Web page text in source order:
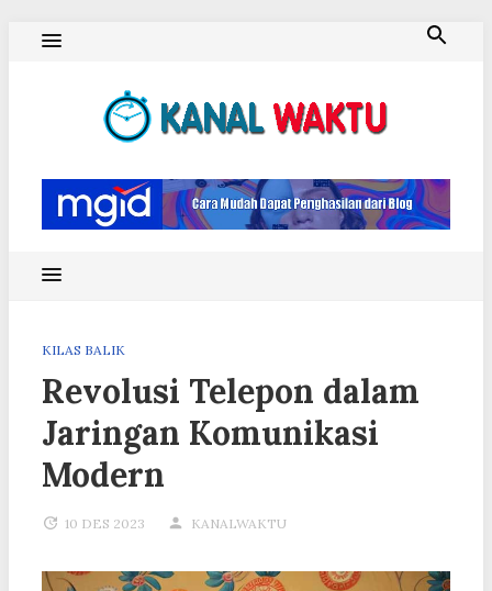
KILAS BALIK
Revolusi Telepon dalam
Jaringan Komunikasi
Modern
10 DES 2023 KANALWAKTU